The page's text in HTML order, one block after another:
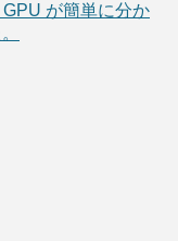
GPU が簡単に分か